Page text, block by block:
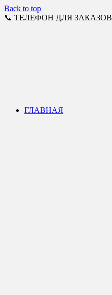
Back to top
📞 ТЕЛЕФОН ДЛЯ ЗАКАЗОВ
ГЛАВНАЯ